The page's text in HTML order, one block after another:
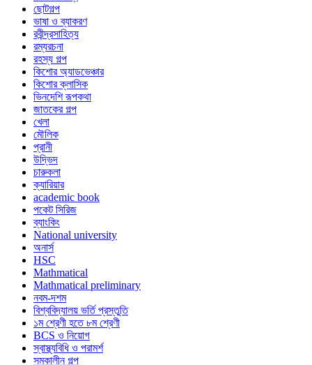
ছোটগল্প
ভাষা ও ব্যাকরণ
রবীন্দ্রসাহিত্য
রম্যরচনা
রহস্য গল্প
কিশোর অ্যাডভেঞ্চার
কিশোর ক্লাসিক
ভিনদেশি রূপকথা
জাতকের গল্প
খেলা
মৌলিক
প্রানী
উদ্ভিদ
চারুকলা
ক্যারিয়ার
academic book
পকেট সিরিজ
ব্যাংকিং
National university
অনার্স
HSC
Mathmatical
Mathmatical preliminary
নবম-দশম
বিশ্ববিদ্যালয় ভর্তি প্রস্তুতি
১ম শ্রেণী হতে ৮ম শ্রেণী
BCS ও নিয়োগ
স্বাস্থ্যবিধি ও পরামর্শ
সমকালীন গল্প